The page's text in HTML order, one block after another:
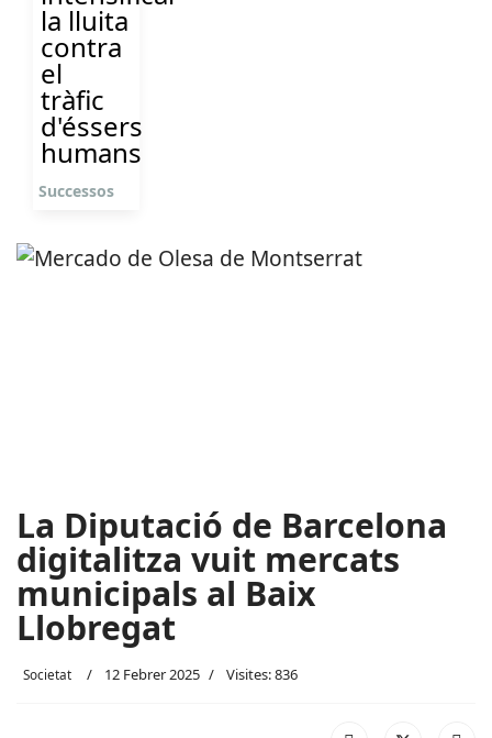
la lluita
contra
el
tràfic
d'éssers
humans
Successos
La Diputació de Barcelona
digitalitza vuit mercats
municipals al Baix
Llobregat
Societat 12 Febrer 2025 Visites: 836